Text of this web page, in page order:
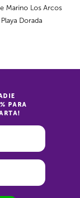
Marino Los Arcos
Playa Dorada
PARA